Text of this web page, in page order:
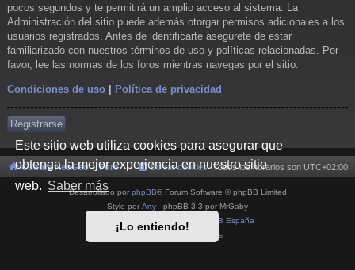
Este sitio web utiliza cookies para asegurar que
obtenga la mejor experiencia en nuestro sitio
web. Saber más
¡Lo entiendo!
pocos segundos y te permitirá un amplio acceso al sistema. La
Administración del sitio puede además otorgar permisos adicionales a los
usuarios registrados. Antes de identificarte asegúrete de estar
familiarizado con nuestros términos de uso y políticas relacionadas. Por
favor, lee las normas de los foros mientras navegas por el sitio.
Condiciones de uso Política de privacidad
Registrarse
Cultura NeoGeo Foro Todos los horarios son UTC+02:00
Borrar cookies
Desarrollado por phpBB® Forum Software © phpBB Limited
Style por Arty - phpBB 3.3 por MrGaby
phpBB España
Condiciones